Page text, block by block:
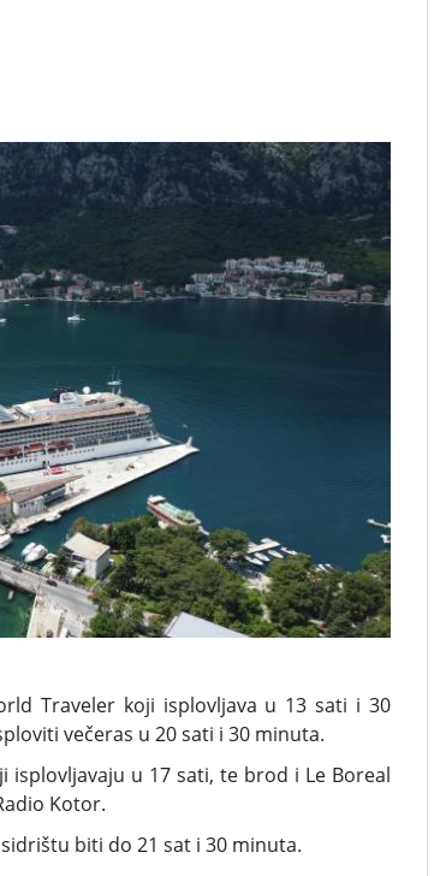
Traveler koji isplovljava u 13 sati i 30
večeras u 20 sati i 30 minuta.
isplovljavaju u 17 sati, te brod i Le Boreal
Kotor.
biti do 21 sat i 30 minuta.